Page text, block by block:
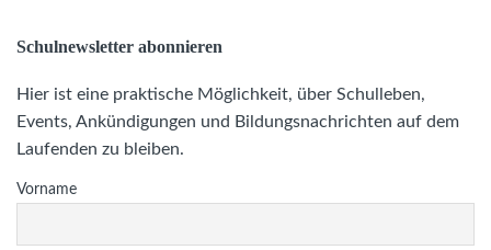
Schulnewsletter abonnieren
Hier ist eine praktische Möglichkeit, über Schulleben,
Events, Ankündigungen und Bildungsnachrichten auf dem
Laufenden zu bleiben.
Vorname